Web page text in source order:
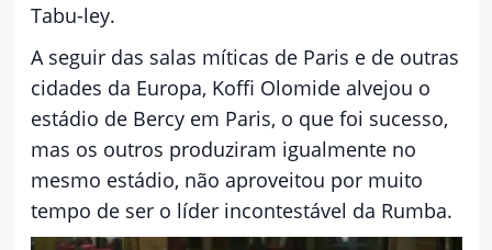
Tabu-ley.
A seguir das salas míticas de Paris e de outras
cidades da Europa, Koffi Olomide alvejou o
estádio de Bercy em Paris, o que foi sucesso,
mas os outros produziram igualmente no
mesmo estádio, não aproveitou por muito
tempo de ser o líder incontestável da Rumba.